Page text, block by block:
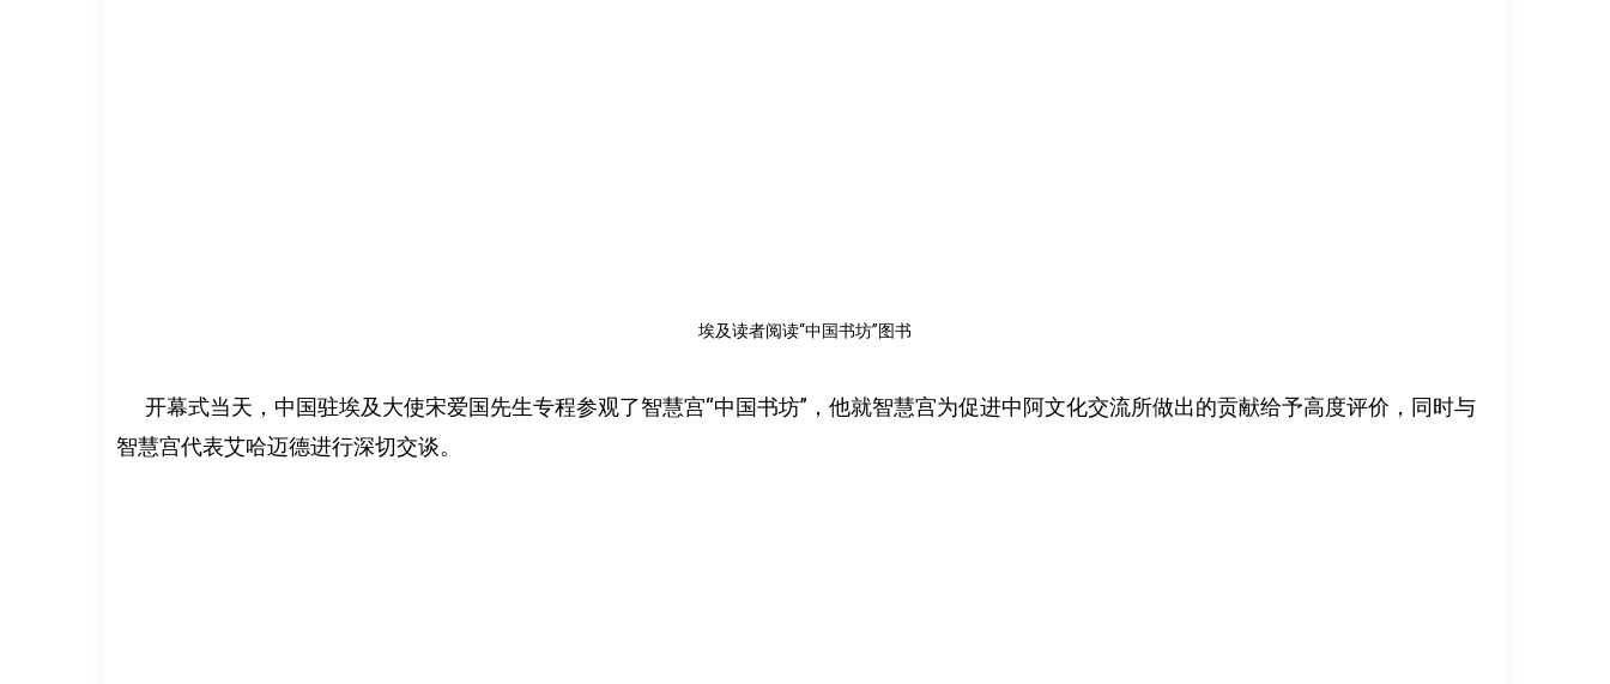
埃及读者阅读“中国书坊”图书
开幕式当天，中国驻埃及大使宋爱国先生专程参观了智慧宫“中国书坊”，他就智慧宫为促进中阿文化交流所做出的贡献给予高度评价，同时与
智慧宫代表艾哈迈德进行深切交谈。